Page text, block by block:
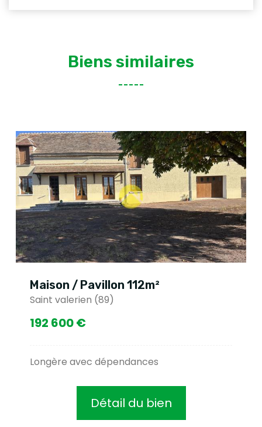
Biens similaires
Maison / Pavillon 112m²
Saint valerien (89)
192 600 €
Longère avec dépendances
Détail du bien